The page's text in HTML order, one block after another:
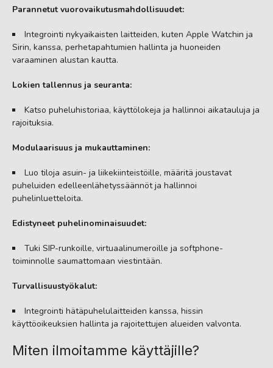
Parannetut vuorovaikutusmahdollisuudet:
Integrointi nykyaikaisten laitteiden, kuten Apple Watchin ja
Sirin, kanssa, perhetapahtumien hallinta ja huoneiden
varaaminen alustan kautta.
Lokien tallennus ja seuranta:
Katso puheluhistoriaa, käyttölokeja ja hallinnoi aikatauluja ja
rajoituksia.
Modulaarisuus ja mukauttaminen:
Luo tiloja asuin- ja liikekiinteistöille, määritä joustavat
puheluiden edelleenlähetyssäännöt ja hallinnoi
puhelinluetteloita.
Edistyneet puhelinominaisuudet:
Tuki SIP-runkoille, virtuaalinumeroille ja softphone-
toiminnolle saumattomaan viestintään.
Turvallisuustyökalut:
Integrointi hätäpuhelulaitteiden kanssa, hissin
käyttöoikeuksien hallinta ja rajoitettujen alueiden valvonta.
Miten ilmoitamme käyttäjille?